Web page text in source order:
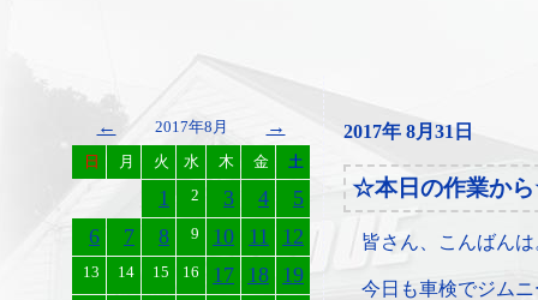
← 2017年8月 →
日 月 火 水 木 金 土
1 2 3 4
5
6
7 8 9 10 11 12
13 14 15 16 17 18 19
2017年 8月31日
☆本日の作業か
皆さん、こんばんは
今日も車検でジム